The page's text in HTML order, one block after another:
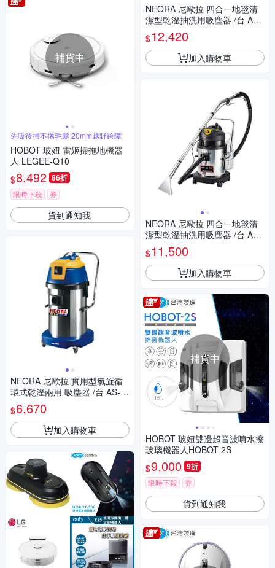
補貨中
先吸後掃不捲毛髮 20mm越野跨障
HOBOT 玻妞 雷姬掃拖地機器
人 LEGEE-Q10
$8,492 86折
限時下殺 券
貨到通知我
NEORA 尼歐拉 實用型氣旋循
環式乾溼兩用 吸塵器 /台 AS-3
00
$6,670
加入購物車
NEORA 尼歐拉 四合一地毯清
潔型乾溼抽洗用吸塵器 /台 AS-
400 SC
$12,420
加入購物車
NEORA 尼歐拉 四合一地毯清
潔型乾溼抽洗用吸塵器 /台 AS-
200 SC
$11,500
加入購物車
補貨中
HOBOT 玻妞雙邊超音波噴水擦
玻璃機器人HOBOT-2S
$9,000 9折
限時下殺 券
貨到通知我